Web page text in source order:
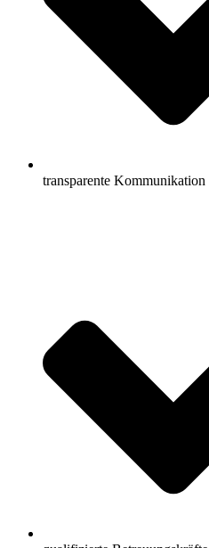
transparente Kommunikation